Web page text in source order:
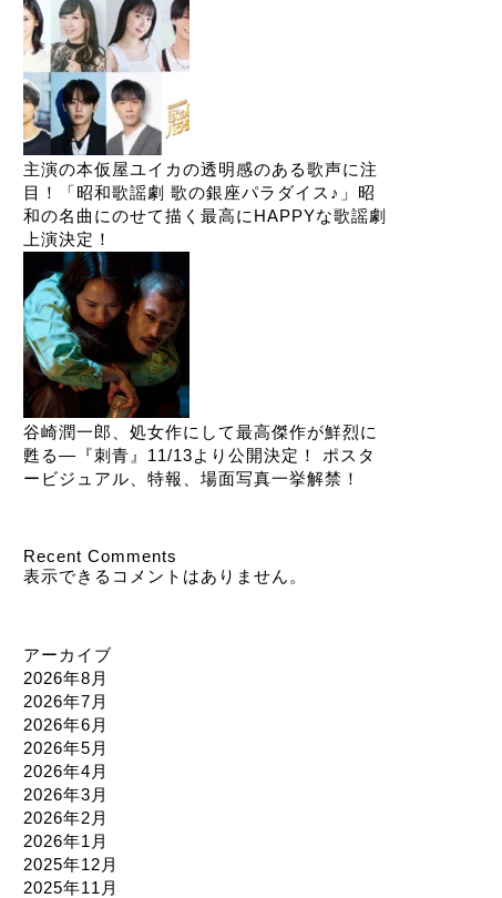
主演の本仮屋ユイカの透明感のある歌声に注
目！「昭和歌謡劇 歌の銀座パラダイス♪」昭
和の名曲にのせて描く最高にHAPPYな歌謡劇
上演決定！
谷崎潤一郎、処女作にして最高傑作が鮮烈に
甦る―『刺青』11/13より公開決定！ ポスタ
ービジュアル、特報、場面写真一挙解禁！
Recent Comments
表示できるコメントはありません。
アーカイブ
2026年8月
2026年7月
2026年6月
2026年5月
2026年4月
2026年3月
2026年2月
2026年1月
2025年12月
2025年11月